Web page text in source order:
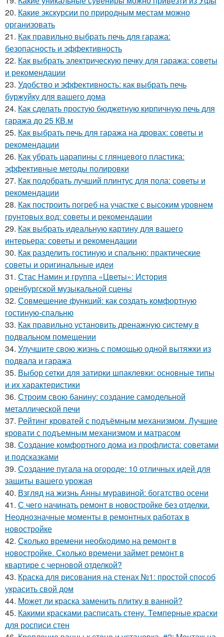
20. Какие экскурсии по природным местам можно
организовать
21. Как правильно выбрать печь для гаража:
безопасность и эффективность
22. Как выбрать электрическую печку для гаража: советы
и рекомендации
23. Удобство и эффективность: как выбрать печь
буржуйку для вашего дома
24. Как сделать простую бюджетную кирпичную печь для
гаража до 25 КВ.м
25. Как выбрать печь для гаража на дровах: советы и
рекомендации
26. Как убрать царапины с глянцевого пластика:
эффективные методы полировки
27. Как подобрать лучший плинтус для пола: советы и
рекомендации
28. Как построить погреб на участке с высоким уровнем
грунтовых вод: советы и рекомендации
29. Как выбрать идеальную картину для вашего
интерьера: советы и рекомендации
30. Как разделить гостиную и спальню: практические
советы и оригинальные идеи
31. Стас Намин и группа «Цветы»: История
оренбургской музыкальной сцены
32. Совмещение функций: как создать комфортную
гостиную-спальню
33. Как правильно установить дренажную систему в
подвальном помещении
34. Улучшите свою жизнь с помощью одной вытяжки из
подвала и гаража
35. Выбор сетки для затирки шпаклевки: основные типы
и их характеристики
36. Строим свою банину: создание самодельной
металлической печи
37. Рейтинг кроватей с подъёмным механизмом. Лучшие
кровати с подъемным механизмом и матрасом
38. Создание комфортного дома из профлиста: советами
и подсказками
39. Создание пугала на огороде: 10 отличных идей для
защиты вашего урожая
40. Взгляд на жизнь Анны муравиной: богатство осени
41. С чего начинать ремонт в новостройке без отделки.
Неоднозначные моменты в ремонтных работах в
новостройке
42. Сколько времени необходимо на ремонт в
новостройке. Сколько времени займет ремонт в
квартире с черновой отделкой?
43. Краска для рисования на стенах №1: простой способ
украсить свой дом
44. Может ли краска заменить плитку в ванной?
45. Какими красками расписать стену. Темперные краски
для росписи стен